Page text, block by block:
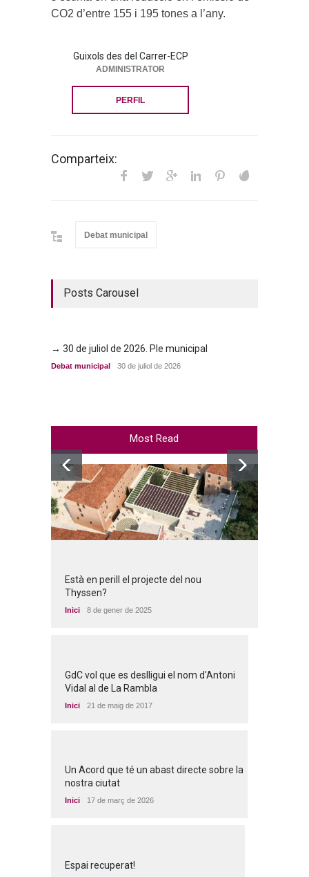
CO2 d’entre 155 i 195 tones a l’any.
Guixols des del Carrer-ECP
ADMINISTRATOR
PERFIL
Comparteix:
Debat municipal
Posts Carousel
→ 30 de juliol de 2026. Ple municipal
Debat municipal 30 de juliol de 2026
Most Read
Està en perill el projecte del nou
Thyssen?
Inici 8 de gener de 2025
GdC vol que es deslligui el nom d'Antoni
Vidal al de La Rambla
Inici 21 de maig de 2017
Un Acord que té un abast directe sobre la
nostra ciutat
Inici 17 de març de 2026
Espai recuperat!